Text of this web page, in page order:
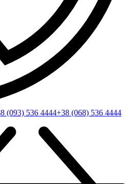
(093) 536 4444+38 (068) 536 4444